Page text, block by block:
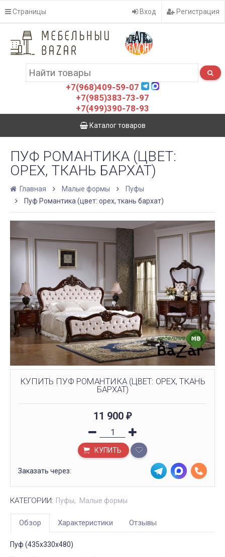
Страницы Вход Регистрация
+7(968)409-59-07
+7(985)383-73-97
+7(499)390-78-93
Каталог товаров
ПУФ РОМАНТИКА (ЦВЕТ:
ОРЕХ, ТКАНЬ БАРХАТ)
Главная Малые формы
Пуфы
Пуф Романтика (цвет: орех, ткань бархат)
КУПИТЬ ПУФ РОМАНТИКА (ЦВЕТ: ОРЕХ, ТКАНЬ
БАРХАТ)
11 900 ₽
КУПИТЬ
Заказать через:
КАТЕГОРИИ: Пуфы Малые формы
Обзор Характеристики Отзывы
Пуф (435х330х480)